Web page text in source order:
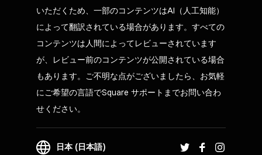
いただくため、一部のコンテンツはAI（人工知能）
によって翻訳されている場合があります。すべての
コンテンツは人間によってレビューされています
が、レビュー前のコンテンツが公開されている場合
もあります。ご不明な点がございましたら、お気軽
にご希望の言語でSquare サポートまでお問い合わ
せください。
日本 (日本語)